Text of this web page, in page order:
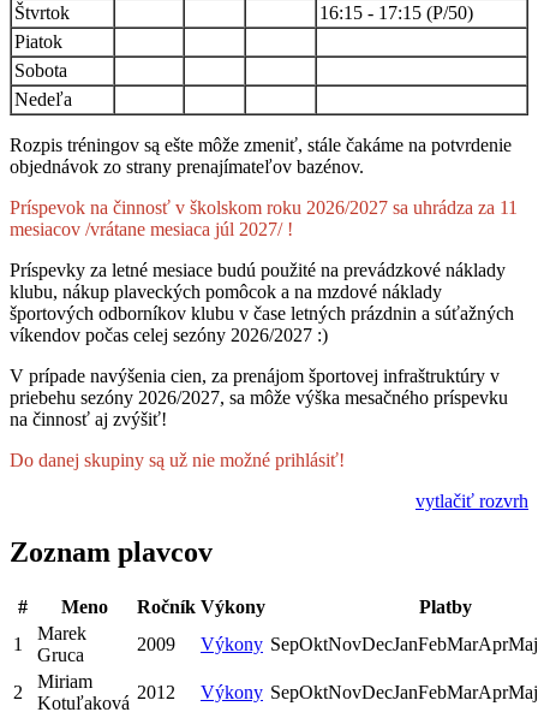
Štvrtok
16:15 - 17:15 (P/50)
Piatok
Sobota
Nedeľa
Rozpis tréningov są ešte môže zmeniť, stále čakáme na potvrdenie
objednávok zo strany prenajímateľov bazénov.
Príspevok na činnosť v školskom roku 2026/2027 sa uhrádza za 11
mesiacov /vrátane mesiaca júl 2027/ !
Príspevky za letné mesiace budú použité na prevádzkové náklady
klubu, nákup plaveckých pomôcok a na mzdové náklady
športových odborníkov klubu v čase letných prázdnin a súťažných
víkendov počas celej sezóny 2026/2027 :)
V prípade navýšenia cien, za prenájom športovej infraštruktúry v
priebehu sezóny 2026/2027, sa môže výška mesačného príspevku
na činnosť aj zvýšiť!
Do danej skupiny są už nie možné prihlásiť!
vytlačiť rozvrh
Zoznam plavcov
# Meno Ročník Výkony
Platby
1
Marek
Gruca
2009 Výkony SepOktNovDecJanFebMarAprMaj
2
Miriam
Kotuľaková
2012 Výkony SepOktNovDecJanFebMarAprMaj